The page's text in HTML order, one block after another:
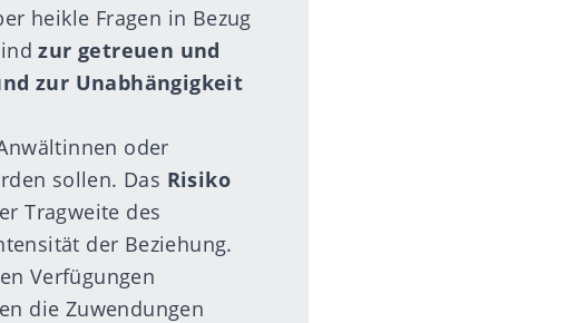
heikle Fragen in Bezug
zur getreuen und
zur Unabhängigkeit
oder
sollen. Das Risiko
Tragweite des
der Beziehung.
Verfügungen
die Zuwendungen